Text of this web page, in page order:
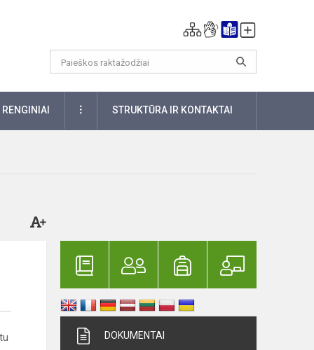
RENGINIAI DAUGIAUSTRUKTŪRA IR KONTAKTAI
DOKUMENTAI